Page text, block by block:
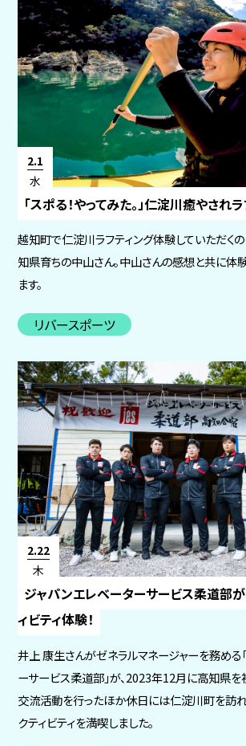
2.1
水
「スポる！やってみた。」仁淀川癒やされラ
越知町で仁淀川ラフティング体験していただく
知県育ちの中山さん。中山さんの感想と共に体
ます。
リバースポーツ
2.22
木
ジャパンエレベーターサービス柔道部が
ィビティ体験！
井上 康生さんがゼネラルマネージャーを務める
ーサービス柔道部」が、2023年12月に高知県を
交流活動を行ったほか休日には仁淀川町を訪
クティビティを満喫しました。